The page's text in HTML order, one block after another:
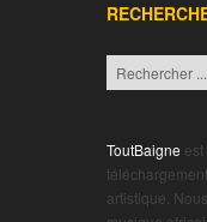
ToutBaigne
artistique.